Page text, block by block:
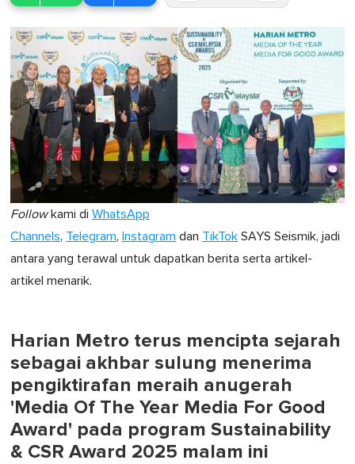
Followkami di WhatsApp
Channels, Telegram, Instagram dan TikTok SAYS Seismik, jadi
antara yang terawal untuk dapatkan berita serta artikel-
artikel menarik.
Harian Metro terus mencipta sejarah
sebagai akhbar sulung menerima
pengiktirafan meraih anugerah
'Media Of The Year Media For Good
Award' pada program Sustainability
& CSR Award 2025 malam ini